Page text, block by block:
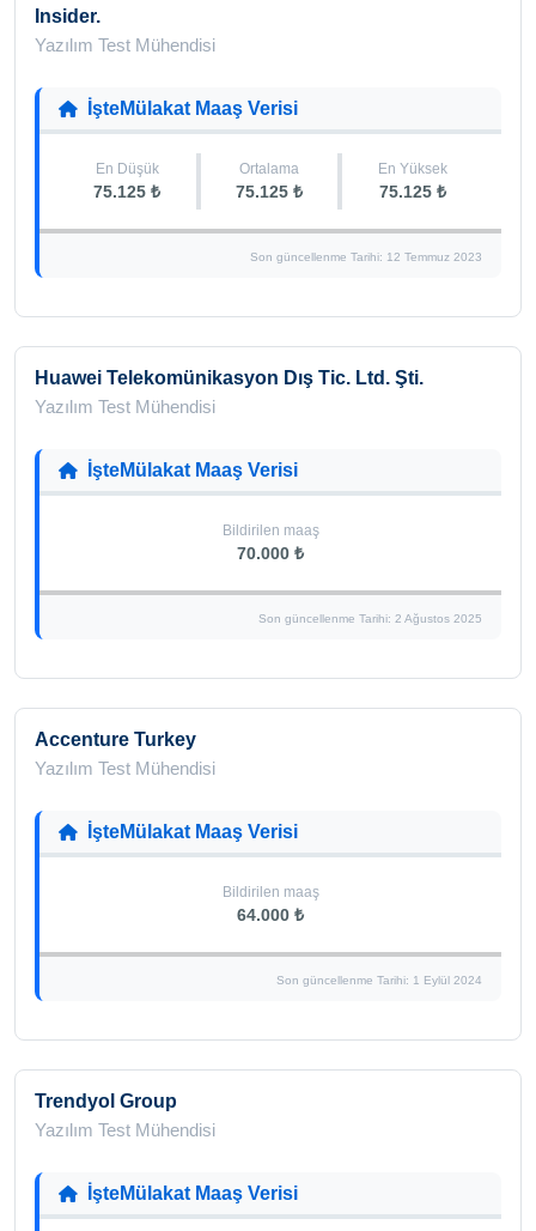
Insider.
Yazılım Test Mühendisi
İşteMülakat Maaş Verisi
En Düşük
75.125 ₺
Ortalama
75.125 ₺
En Yüksek
75.125 ₺
Son güncellenme Tarihi: 12 Temmuz 2023
Huawei Telekomünikasyon Dış Tic. Ltd. Şti.
Yazılım Test Mühendisi
İşteMülakat Maaş Verisi
Bildirilen maaş
70.000 ₺
Son güncellenme Tarihi: 2 Ağustos 2025
Accenture Turkey
Yazılım Test Mühendisi
İşteMülakat Maaş Verisi
Bildirilen maaş
64.000 ₺
Son güncellenme Tarihi: 1 Eylül 2024
Trendyol Group
Yazılım Test Mühendisi
İşteMülakat Maaş Verisi